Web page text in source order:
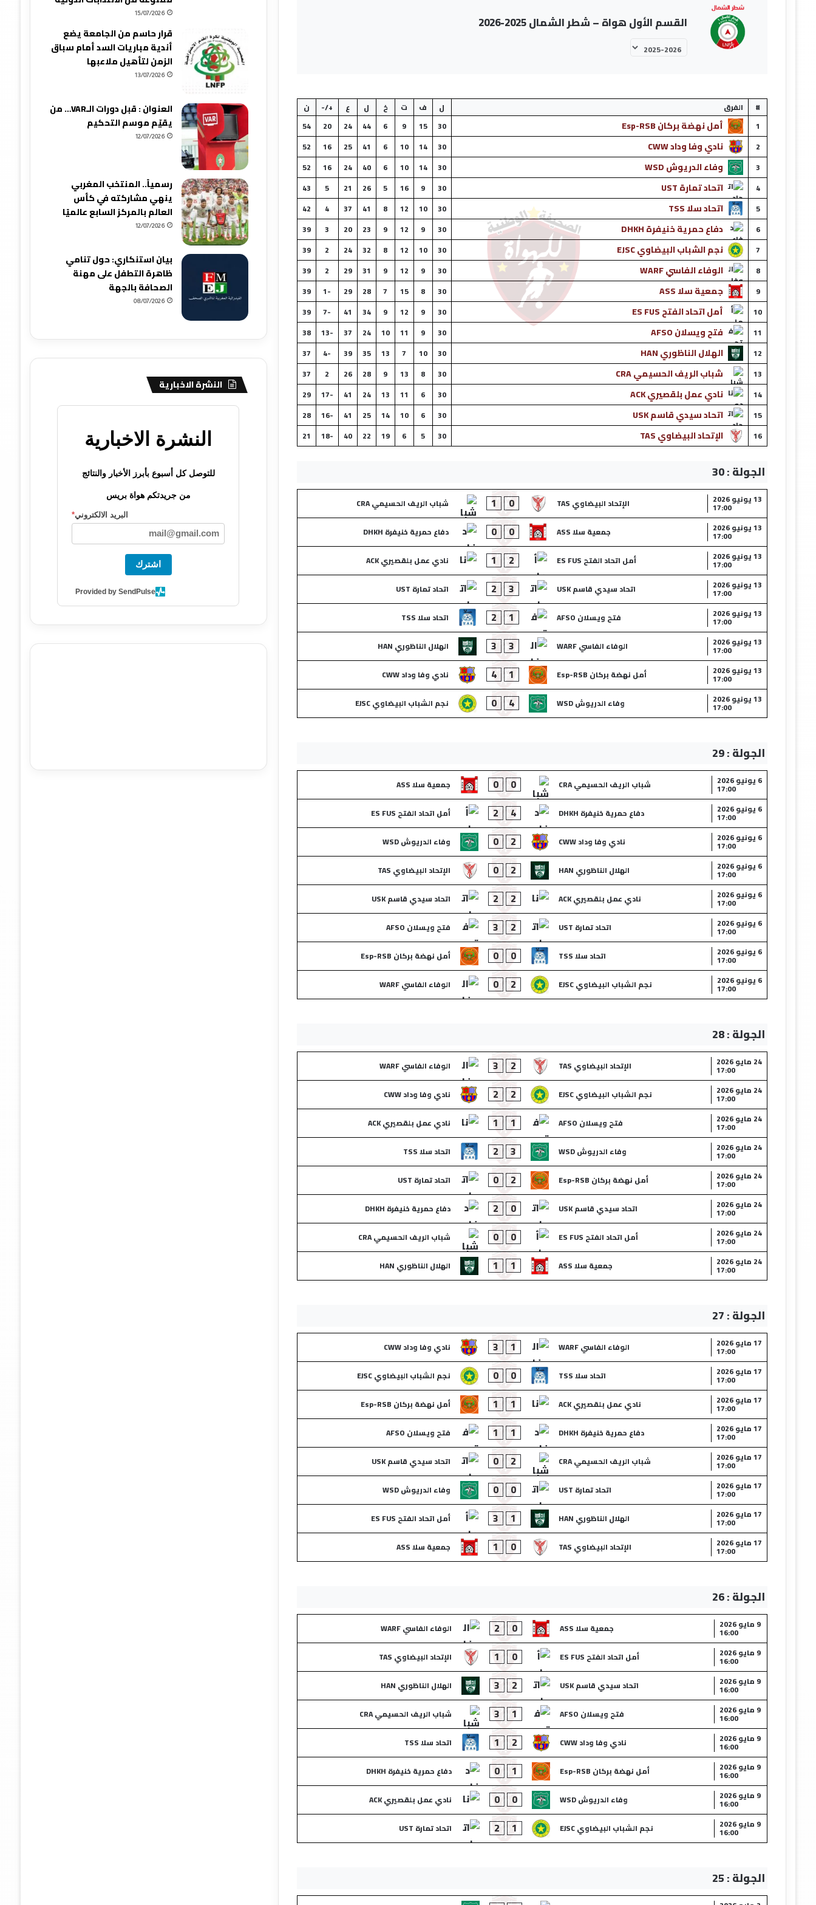
القسم الأول هواة – شطر الشمال 2025-2026
# الفرق ل ف ت خ ل ع +/-
ن
1
أمل نهضة بركان Esp-RSB 30
15
9
6
44
24
20
54
2
نادي وفا وداد CWW 30
14
10
6
41
25
16
52
3
وفاء الدريوش WSD 30
14
10
6
40
24
16
52
4
اتحاد تمارة UST 30
9
16
5
26
21
5
43
5
اتحاد سلا TSS 30
10
12
8
41
37
4
42
6
دفاع حمرية خنيفرة DHKH 30
9
12
9
23
20
3
39
7
نجم الشباب البيضاوي EJSC 30
10
12
8
32
24
2
39
8
الوفاء الفاسي WARF 30
9
12
9
31
29
2
39
9
جمعية سلا ASS 30
8
15
7
28
29
-1
39
10
أمل اتحاد الفتح ES FUS 30
9
12
9
34
41
-7
39
11
فتح ويسلان AFSO 30
9
11
10
24
37
-13
38
12
الهلال الناظوري HAN 30
10
7
13
35
39
-4
37
13
شباب الريف الحسيمي CRA 30
8
13
9
28
26
2
37
14
نادي عمل بلقصيري ACK 30
6
11
13
24
41
-17
29
15
اتحاد سيدي قاسم USK 30
6
10
14
25
41
-16
28
16
الإتحاد البيضاوي TAS 30
5
6
19
22
40
-18
21
الجولة : 30
13 يونيو 2026
17:00 الإتحاد البيضاوي TAS 0
1
شباب الريف الحسيمي CRA
13 يونيو 2026
17:00 جمعية سلا ASS 0
0
دفاع حمرية خنيفرة DHKH
13 يونيو 2026
17:00 أمل اتحاد الفتح ES FUS 2
1
نادي عمل بلقصيري ACK
13 يونيو 2026
17:00 اتحاد سيدي قاسم USK 3
2
اتحاد تمارة UST
13 يونيو 2026
17:00 فتح ويسلان AFSO 1
2
اتحاد سلا TSS
13 يونيو 2026
17:00 الوفاء الفاسي WARF 3
3
الهلال الناظوري HAN
13 يونيو 2026
17:00 أمل نهضة بركان Esp-RSB 1
4
نادي وفا وداد CWW
13 يونيو 2026
17:00 وفاء الدريوش WSD 4
0 نجم الشباب البيضاوي EJSC
الجولة : 29
6 يونيو 2026
17:00 شباب الريف الحسيمي CRA 0
0
جمعية سلا ASS
6 يونيو 2026
17:00 دفاع حمرية خنيفرة DHKH 4
2
أمل اتحاد الفتح ES FUS
6 يونيو 2026
17:00 نادي وفا وداد CWW 2
0
وفاء الدريوش WSD
6 يونيو 2026
17:00 الهلال الناظوري HAN 2
0
الإتحاد البيضاوي TAS
6 يونيو 2026
17:00 نادي عمل بلقصيري ACK 2
2
اتحاد سيدي قاسم USK
6 يونيو 2026
17:00 اتحاد تمارة UST 2
3
فتح ويسلان AFSO
6 يونيو 2026
17:00 اتحاد سلا TSS 0
0
أمل نهضة بركان Esp-RSB
6 يونيو 2026
17:00 نجم الشباب البيضاوي EJSC 2
0 الوفاء الفاسي WARF
الجولة : 28
24 مايو 2026
17:00 الإتحاد البيضاوي TAS 2
3
الوفاء الفاسي WARF
24 مايو 2026
17:00 نجم الشباب البيضاوي EJSC 2
2
نادي وفا وداد CWW
24 مايو 2026
17:00 فتح ويسلان AFSO 1
1
نادي عمل بلقصيري ACK
24 مايو 2026
17:00 وفاء الدريوش WSD 3
2
اتحاد سلا TSS
24 مايو 2026
17:00 أمل نهضة بركان Esp-RSB 2
0
اتحاد تمارة UST
24 مايو 2026
17:00 اتحاد سيدي قاسم USK 0
2
دفاع حمرية خنيفرة DHKH
24 مايو 2026
17:00 أمل اتحاد الفتح ES FUS 0
0
شباب الريف الحسيمي CRA
24 مايو 2026
17:00 جمعية سلا ASS 1
1 الهلال الناظوري HAN
الجولة : 27
17 مايو 2026
17:00 الوفاء الفاسي WARF 1
3
نادي وفا وداد CWW
17 مايو 2026
17:00 اتحاد سلا TSS 0
0
نجم الشباب البيضاوي EJSC
17 مايو 2026
17:00 نادي عمل بلقصيري ACK 1
1
أمل نهضة بركان Esp-RSB
17 مايو 2026
17:00 دفاع حمرية خنيفرة DHKH 1
1
فتح ويسلان AFSO
17 مايو 2026
17:00 شباب الريف الحسيمي CRA 2
0
اتحاد سيدي قاسم USK
17 مايو 2026
17:00 اتحاد تمارة UST 0
0
وفاء الدريوش WSD
17 مايو 2026
17:00 الهلال الناظوري HAN 1
3
أمل اتحاد الفتح ES FUS
17 مايو 2026
17:00 الإتحاد البيضاوي TAS 0
1 جمعية سلا ASS
الجولة : 26
9 مايو 2026
16:00 جمعية سلا ASS 0
2
الوفاء الفاسي WARF
9 مايو 2026
16:00 أمل اتحاد الفتح ES FUS 0
1
الإتحاد البيضاوي TAS
9 مايو 2026
16:00 اتحاد سيدي قاسم USK 2
3
الهلال الناظوري HAN
9 مايو 2026
16:00 فتح ويسلان AFSO 1
3
شباب الريف الحسيمي CRA
9 مايو 2026
16:00 نادي وفا وداد CWW 2
1
اتحاد سلا TSS
9 مايو 2026
16:00 أمل نهضة بركان Esp-RSB 1
0
دفاع حمرية خنيفرة DHKH
9 مايو 2026
16:00 وفاء الدريوش WSD 0
0
نادي عمل بلقصيري ACK
9 مايو 2026
16:00 نجم الشباب البيضاوي EJSC 1
2 اتحاد تمارة UST
الجولة : 25
15/07/2026
قرار حاسم من الجامعة يضع
أندية مباريات السد أمام سباق
الزمن لتأهيل ملاعبها
13/07/2026
العنوان : قبل دورات الـVAR… من
يقيّم موسم التحكيم
12/07/2026
رسمياً.. المنتخب المغربي
ينهي مشاركته في كأس
العالم بالمركز السابع عالميًا
12/07/2026
بيان استنكاري: حول تنامي
ظاهرة التطفل على مهنة
الصحافة بالجهة
08/07/2026
النشرة الاخبارية
النشرة الاخبارية
للتوصل كل أسبوع بأبرز الأخبار والنتائج
من جريدتكم هواة بريس
البريد الالكتروني*
اشترك
Provided by SendPulse